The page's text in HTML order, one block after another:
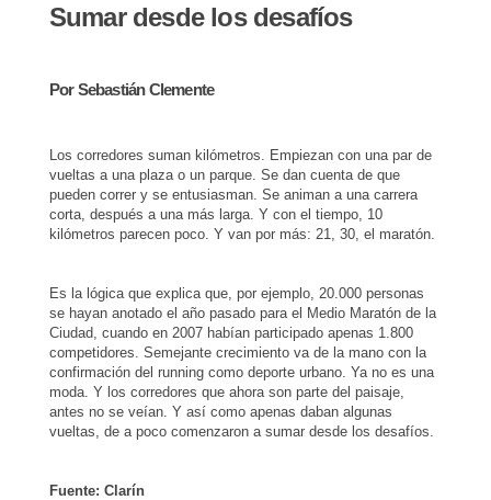
Sumar desde los desafíos
Por Sebastián Clemente
Los corredores suman kilómetros. Empiezan con una par de
vueltas a una plaza o un parque. Se dan cuenta de que
pueden correr y se entusiasman. Se animan a una carrera
corta, después a una más larga. Y con el tiempo, 10
kilómetros parecen poco. Y van por más: 21, 30, el maratón.
Es la lógica que explica que, por ejemplo, 20.000 personas
se hayan anotado el año pasado para el Medio Maratón de la
Ciudad, cuando en 2007 habían participado apenas 1.800
competidores. Semejante crecimiento va de la mano con la
confirmación del running como deporte urbano. Ya no es una
moda. Y los corredores que ahora son parte del paisaje,
antes no se veían. Y así como apenas daban algunas
vueltas, de a poco comenzaron a sumar desde los desafíos.
Fuente: Clarín